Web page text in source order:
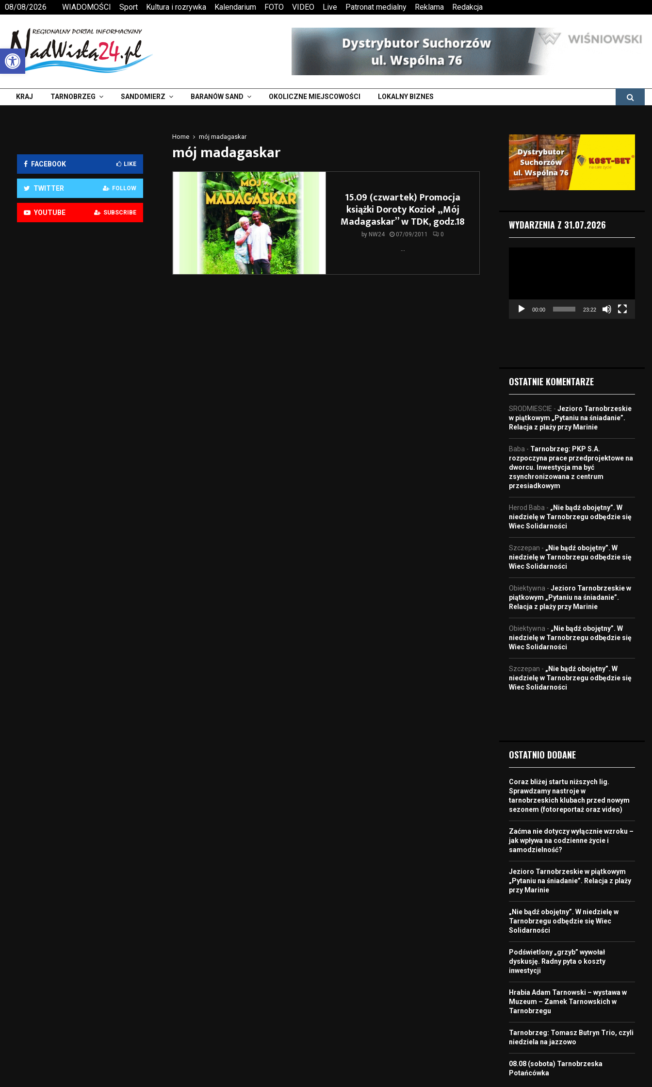
Otwórz pasek narzędzi
08/08/2026 WIADOMOŚCI Sport Kultura i rozrywka Kalendarium FOTO VIDEO Live Patronat medialny Reklama Redakcja
KRAJ TARNOBRZEG SANDOMIERZ BARANÓW SAND OKOLICZNE MIEJSCOWOŚCI LOKALNY BIZNES
Home mój madagaskar
mój madagaskar
15.09 (czwartek) Promocja
książki Doroty Kozioł „Mój
Madagaskar” w TDK, godz.18
by NW24 07/09/2011 0
FACEBOOK LIKE
TWITTER FOLLOW
YOUTUBE SUBSCRIBE
WYDARZENIA Z 31.07.2026
e
o
00:00 23:22
OSTATNIE KOMENTARZE
SRODMIESCIE - Jezioro Tarnobrzeskie
w piątkowym „Pytaniu na śniadanie”.
Relacja z plaży przy Marinie
Baba - Tarnobrzeg: PKP S.A.
rozpoczyna prace przedprojektowe na
dworcu. Inwestycja ma być
zsynchronizowana z centrum
przesiadkowym
Herod Baba - „Nie bądź obojętny”. W
niedzielę w Tarnobrzegu odbędzie się
Wiec Solidarności
Szczepan - „Nie bądź obojętny”. W
niedzielę w Tarnobrzegu odbędzie się
Wiec Solidarności
Obiektywna - Jezioro Tarnobrzeskie w
piątkowym „Pytaniu na śniadanie”.
Relacja z plaży przy Marinie
Obiektywna - „Nie bądź obojętny”. W
niedzielę w Tarnobrzegu odbędzie się
Wiec Solidarności
Szczepan - „Nie bądź obojętny”. W
niedzielę w Tarnobrzegu odbędzie się
Wiec Solidarności
OSTATNIO DODANE
Coraz bliżej startu niższych lig.
Sprawdzamy nastroje w
tarnobrzeskich klubach przed nowym
sezonem (fotoreportaż oraz video)
Zaćma nie dotyczy wyłącznie wzroku –
jak wpływa na codzienne życie i
samodzielność?
Jezioro Tarnobrzeskie w piątkowym
„Pytaniu na śniadanie”. Relacja z plaży
przy Marinie
„Nie bądź obojętny”. W niedzielę w
Tarnobrzegu odbędzie się Wiec
Solidarności
Podświetlony „grzyb” wywołał
dyskusję. Radny pyta o koszty
inwestycji
Hrabia Adam Tarnowski – wystawa w
Muzeum – Zamek Tarnowskich w
Tarnobrzegu
Tarnobrzeg: Tomasz Butryn Trio, czyli
niedziela na jazzowo
08.08 (sobota) Tarnobrzeska
Potańcówka